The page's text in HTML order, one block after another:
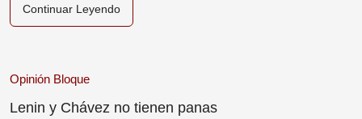
Continuar Leyendo
Opinión Bloque
Lenin y Chávez no tienen panas